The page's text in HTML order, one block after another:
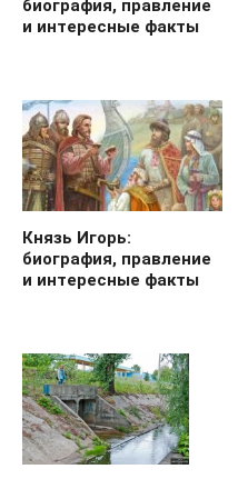
биография, правление
и интересные факты
Князь Игорь:
биография, правление
и интересные факты